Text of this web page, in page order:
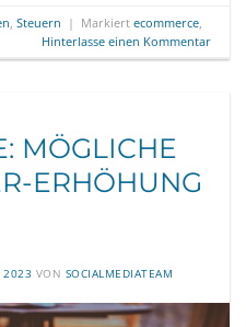
Steuern | Markiert ecommerce,
Hinterlasse einen Kommentar
MÖGLICHE
ERHÖHUNG
2023 VON SOCIALMEDIATEAM